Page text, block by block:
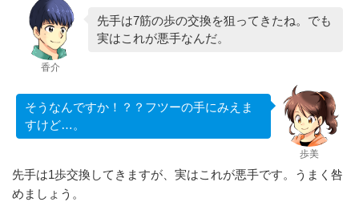
香介
先手は7筋の歩の交換を狙ってきたね。でも
実はこれが悪手なんだ。
歩美
そうなんですか！？？フツーの手にみえま
すけど…。
先手は1歩交換してきますが、実はこれが悪手です。うまく咎
めましょう。